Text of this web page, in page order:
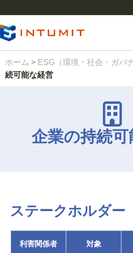
ホーム > ESG（環境・社会・ガバ
続可能な経営
企業の持続可
ステークホルダー
利害関係者 対象